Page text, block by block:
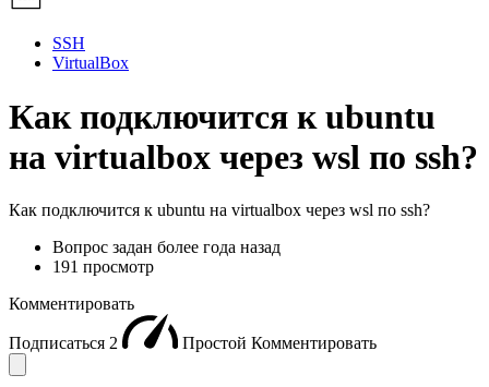
SSH
VirtualBox
Как подключится к ubuntu
на virtualbox через wsl по ssh?
Как подключится к ubuntu на virtualbox через wsl по ssh?
Вопрос задан более года назад
191 просмотр
Комментировать
Подписаться 2 Простой Комментировать